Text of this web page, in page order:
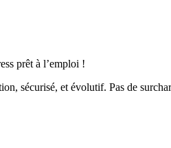
prêt à l’emploi !
sécurisé, et évolutif. Pas de